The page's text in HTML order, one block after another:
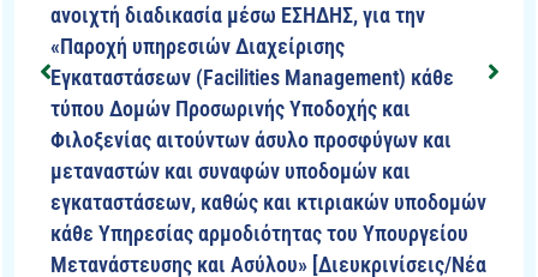
ανοιχτή διαδικασία μέσω ΕΣΗΔΗΣ, για την
«Παροχή υπηρεσιών Διαχείρισης
Εγκαταστάσεων (Facilities Management) κάθε
τύπου Δομών Προσωρινής Υποδοχής και
Φιλοξενίας αιτούντων άσυλο προσφύγων και
μεταναστών και συναφών υποδομών και
εγκαταστάσεων, καθώς και κτιριακών υποδομών
κάθε Υπηρεσίας αρμοδιότητας του Υπουργείου
Μετανάστευσης και Ασύλου» [Διευκρινίσεις/Νέα